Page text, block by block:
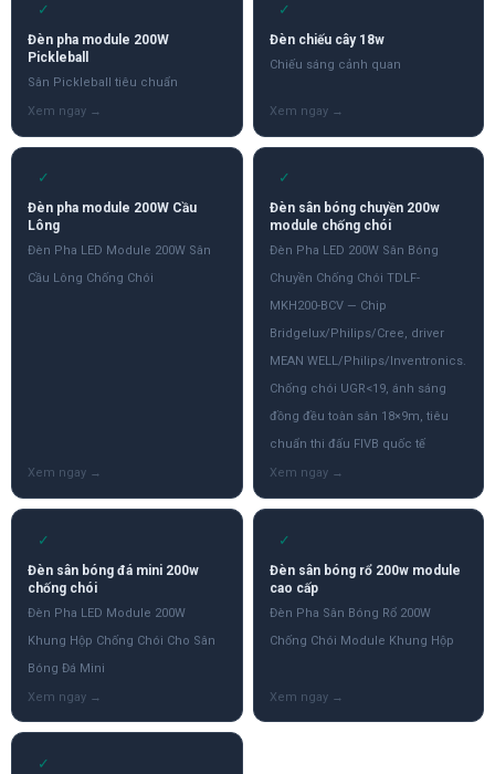
✓
Đèn pha module 200W
Pickleball
Sân Pickleball tiêu chuẩn
✓
Đèn chiếu cây 18w
Chiếu sáng cảnh quan
✓
Đèn pha module 200W Cầu
Lông
Đèn Pha LED Module 200W Sân
Cầu Lông Chống Chói
✓
Đèn sân bóng chuyền 200w
module chống chói
Đèn Pha LED 200W Sân Bóng
Chuyền Chống Chói TDLF-
MKH200-BCV — Chip
Bridgelux/Philips/Cree, driver
MEAN WELL/Philips/Inventronics.
Chống chói UGR<19, ánh sáng
đồng đều toàn sân 18×9m, tiêu
chuẩn thi đấu FIVB quốc tế
✓
Đèn sân bóng đá mini 200w
chống chói
Đèn Pha LED Module 200W
Khung Hộp Chống Chói Cho Sân
Bóng Đá Mini
✓
Đèn sân bóng rổ 200w module
cao cấp
Đèn Pha Sân Bóng Rổ 200W
Chống Chói Module Khung Hộp
✓